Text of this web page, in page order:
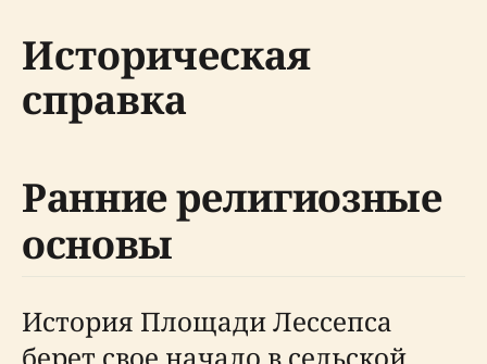
Историческая
справка
Ранние религиозные
основы
История Площади Лессепса